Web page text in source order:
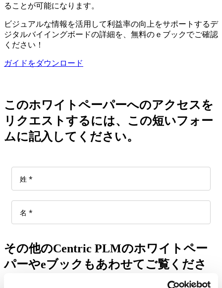
ることが可能になります。
ビジュアルな情報を活用して利益率の向上をサポートするデ
ジタルバイイングボードの詳細を、無料のｅブックでご確認
ください！
ガイドをダウンロード
このホワイトペーパーへのアクセスを
リクエストするには、この短いフォー
ムに記入してください。
その他のCentric PLMのホワイトペー
パーやeブックもあわせてご覧くださ